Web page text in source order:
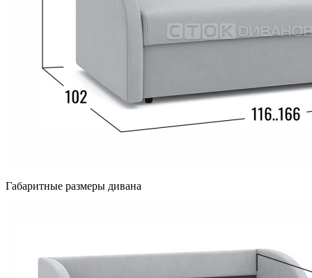
Габаритные размеры дивана